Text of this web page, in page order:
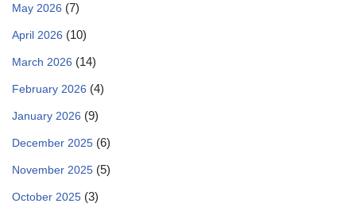
May 2026 (7)
April 2026 (10)
March 2026 (14)
February 2026 (4)
January 2026 (9)
December 2025 (6)
November 2025 (5)
October 2025 (3)